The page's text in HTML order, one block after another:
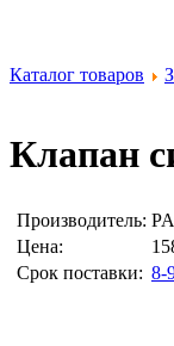
Каталог товаров
Клапан
Производитель:
Цена:
Срок поставки: 8-